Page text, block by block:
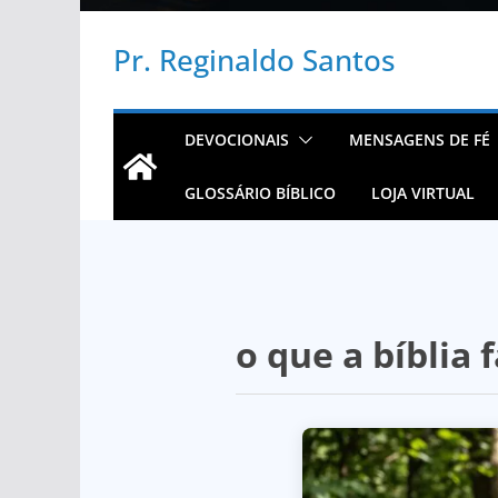
Pr. Reginaldo Santos
DEVOCIONAIS MENSAGENS DE FÉ
GLOSSÁRIO BÍBLICO LOJA VIRTUAL
o que a bíblia